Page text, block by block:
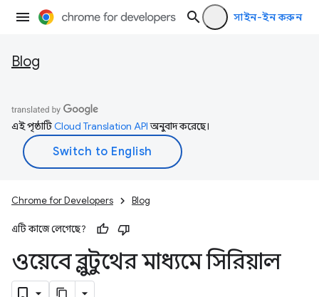
সাইন-ইন করুন
Blog
এই পৃষ্ঠাটিCloud Translation APIঅনুবাদ করেছে।
Chrome for Developers Blog
এটি কাজে লেগেছে?
ওয়েবে ব্লুটুথের মাধ্যমে সিরিয়াল